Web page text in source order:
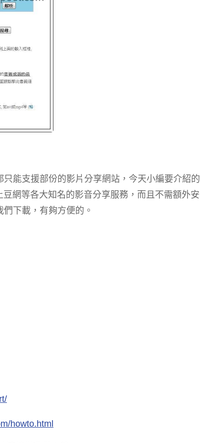
能支援部份的影片分享網站，今天小編要介紹
網等各大知名的影音分享服務，而且不需額外
下載，有夠方便的。
howto.html